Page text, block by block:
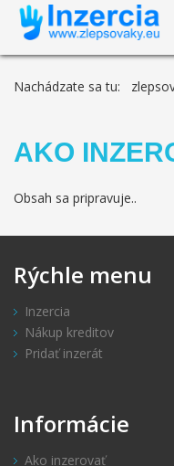
Nachádzate sa tu:
AKO
Obsah sa pripravuje..
Rýchle menu
Inzercia
Nákup kreditov
Pridať inzerát
Informácie
Ako inzerovať